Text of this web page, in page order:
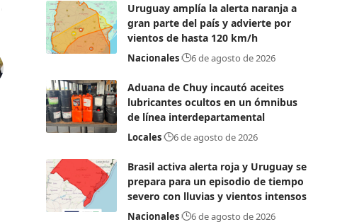
Uruguay amplía la alerta naranja a
gran parte del país y advierte por
vientos de hasta 120 km/h
Nacionales 6 de agosto de 2026
Aduana de Chuy incautó aceites
lubricantes ocultos en un ómnibus
de línea interdepartamental
Locales 6 de agosto de 2026
Brasil activa alerta roja y Uruguay se
prepara para un episodio de tiempo
severo con lluvias y vientos intensos
Nacionales 6 de agosto de 2026